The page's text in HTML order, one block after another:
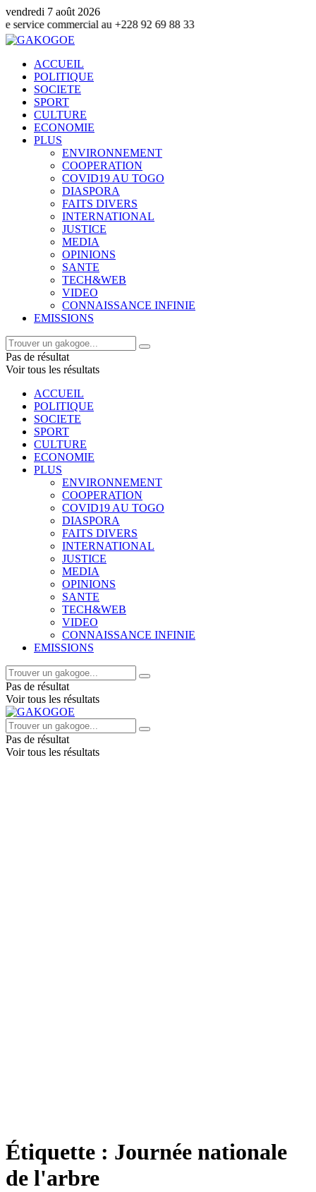
vendredi 7 août 2026
commercial au +228 92 69 88 33
ACCUEIL
POLITIQUE
SOCIETE
SPORT
CULTURE
ECONOMIE
PLUS
ENVIRONNEMENT
COOPERATION
COVID19 AU TOGO
DIASPORA
FAITS DIVERS
INTERNATIONAL
JUSTICE
MEDIA
OPINIONS
SANTE
TECH&WEB
VIDEO
CONNAISSANCE INFINIE
EMISSIONS
Pas de résultat
Voir tous les résultats
ACCUEIL
POLITIQUE
SOCIETE
SPORT
CULTURE
ECONOMIE
PLUS
ENVIRONNEMENT
COOPERATION
COVID19 AU TOGO
DIASPORA
FAITS DIVERS
INTERNATIONAL
JUSTICE
MEDIA
OPINIONS
SANTE
TECH&WEB
VIDEO
CONNAISSANCE INFINIE
EMISSIONS
Pas de résultat
Voir tous les résultats
Pas de résultat
Voir tous les résultats
Étiquette : Journée nationale
de l'arbre